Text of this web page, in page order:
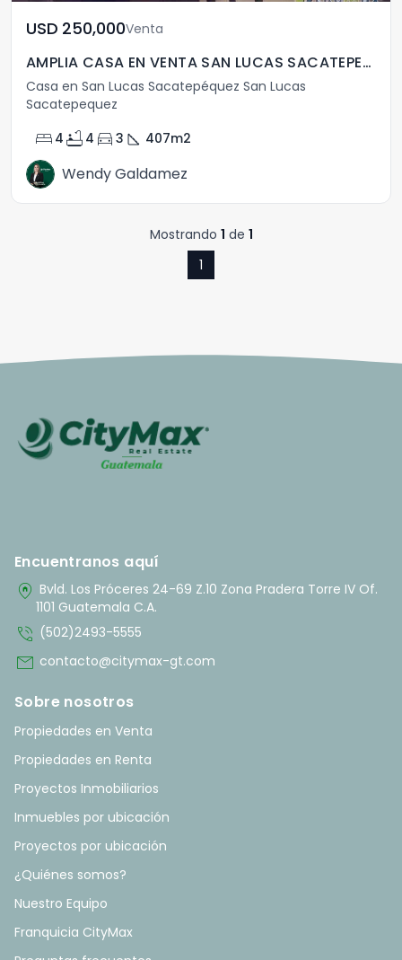
USD	250,000Venta
AMPLIA CASA EN VENTA SAN LUCAS SACATEPEQUEZ
Casa en San Lucas Sacatepéquez San Lucas
Sacatepequez
bed 4 bathtub 4 directions_car 3 square_foot 407m2
Wendy Galdamez
Mostrando 1 de 1
1
Encuentranos aquí
home_pin Bvld. Los Próceres 24-69 Z.10 Zona Pradera Torre IV Of.
1101 Guatemala C.A.
phone_in_talk (502)2493-5555
mail contacto@citymax-gt.com
Sobre nosotros
Propiedades en Venta
Propiedades en Renta
Proyectos Inmobiliarios
Inmuebles por ubicación
Proyectos por ubicación
¿Quiénes somos?
Nuestro Equipo
Franquicia CityMax